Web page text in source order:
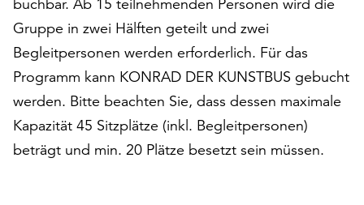
buchbar. Ab 15 teilnehmenden Personen wird die
Gruppe in zwei Hälften geteilt und zwei
Begleitpersonen werden erforderlich. Für das
Programm kann KONRAD DER KUNSTBUS gebucht
werden. Bitte beachten Sie, dass dessen maximale
Kapazität 45 Sitzplätze (inkl. Begleitpersonen)
beträgt und min. 20 Plätze besetzt sein müssen.